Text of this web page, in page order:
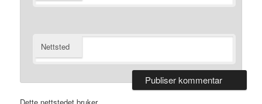
Nettsted
Dette nettstedet bruker